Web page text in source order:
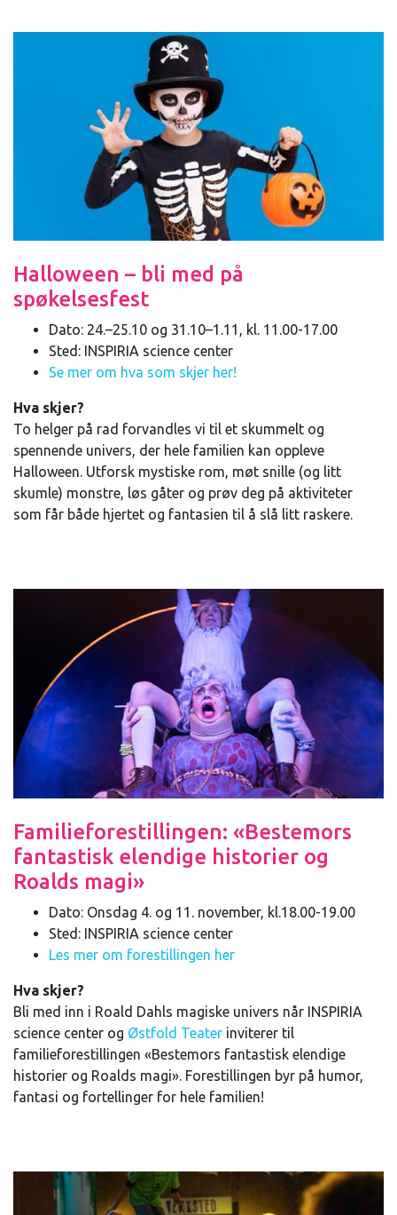
Halloween – bli med på
spøkelsesfest
Dato: 24.–25.10 og 31.10–1.11, kl. 11.00-17.00
Sted: INSPIRIA science center
Se mer om hva som skjer her!
Hva skjer?
To helger på rad forvandles vi til et skummelt og
spennende univers, der hele familien kan oppleve
Halloween. Utforsk mystiske rom, møt snille (og litt
skumle) monstre, løs gåter og prøv deg på aktiviteter
som får både hjertet og fantasien til å slå litt raskere.
Familieforestillingen: «Bestemors
fantastisk elendige historier og
Roalds magi»
Dato: Onsdag 4. og 11. november, kl.18.00-19.00
Sted: INSPIRIA science center
Les mer om forestillingen her
Hva skjer?
Bli med inn i Roald Dahls magiske univers når INSPIRIA
science center og Østfold Teater inviterer til
familieforestillingen «Bestemors fantastisk elendige
historier og Roalds magi». Forestillingen byr på humor,
fantasi og fortellinger for hele familien!